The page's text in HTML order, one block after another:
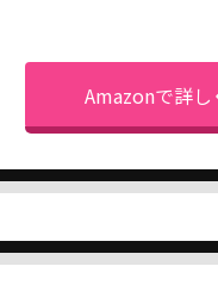
Amazonで詳し